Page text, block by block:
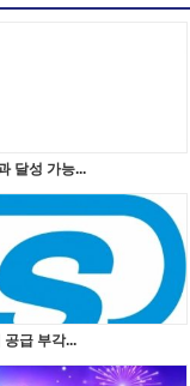
달성 가능...
급 부각...